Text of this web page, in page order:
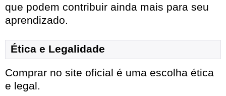
que podem contribuir ainda mais para seu
aprendizado.
Ética e Legalidade
Comprar no site oficial é uma escolha ética
e legal.